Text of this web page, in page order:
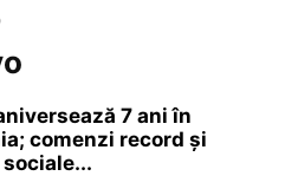
7 ani în
comenzi record și